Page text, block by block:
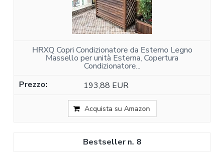
HRXQ Copri Condizionatore da Esterno Legno
Massello per unità Esterna, Copertura
Condizionatore...
193,88 EUR
Acquista su Amazon
8